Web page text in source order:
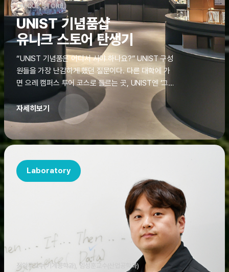
UNIQUE STORE
UNIST 기념품샵
유니크 스토어 탄생기
“UNIST 기념품은 어디서 사야 하나요?” UNIST 구성
원들을 가장 난감하게 했던 질문이다. 다른 대학에 가
면 으레 캠퍼스 투어 코스로 들르는 곳, UNIST엔 ‘그
것’이 없었다. 학교 탐방을 왔던 고등학생도, 자녀를 방
문하러 온 학부모도 빈손으로 돌려보내야 했던 아쉬움
을 달래줄 공간이 ‘유니크 스토어(UNIQUE
STORE)’라는 이름으로 지난해 11월 문을 열었다.
자세히보기
Laboratory
정임두교수(기계공학과), 임성훈교수(산업공학과)